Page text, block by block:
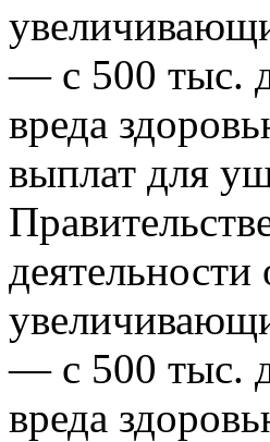
— с 500 тыс.
вреда
выплат для
— с 500 тыс.
вреда